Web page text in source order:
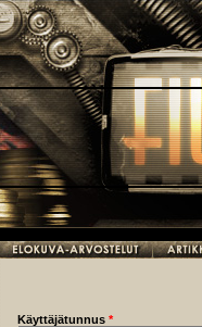
Käyttäjätunnus *